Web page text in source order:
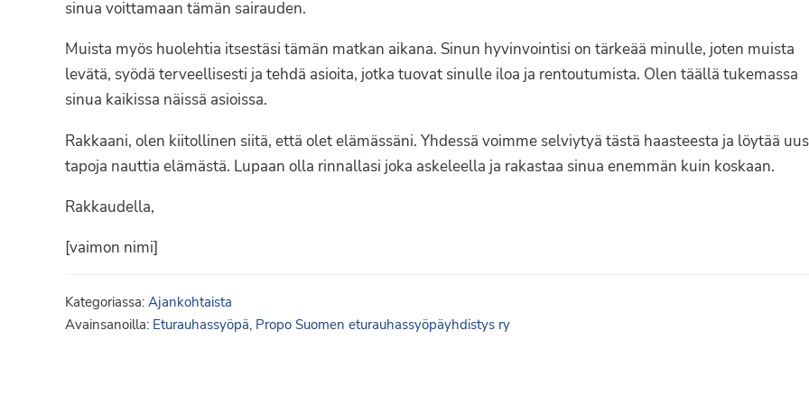
sinua voittamaan tämän sairauden.
Muista myös huolehtia itsestäsi tämän matkan aikana. Sinun hyvinvointisi on tärkeää minulle, joten muista
levätä, syödä terveellisesti ja tehdä asioita, jotka tuovat sinulle iloa ja rentoutumista. Olen täällä tukemassa
sinua kaikissa näissä asioissa.
Rakkaani, olen kiitollinen siitä, että olet elämässäni. Yhdessä voimme selviytyä tästä haasteesta ja löytää
tapoja nauttia elämästä. Lupaan olla rinnallasi joka askeleella ja rakastaa sinua enemmän kuin koskaan.
Rakkaudella,
[vaimon nimi]
Kategoriassa:Ajankohtaista
Avainsanoilla: Eturauhassyöpä, Propo Suomen eturauhassyöpäyhdistys ry